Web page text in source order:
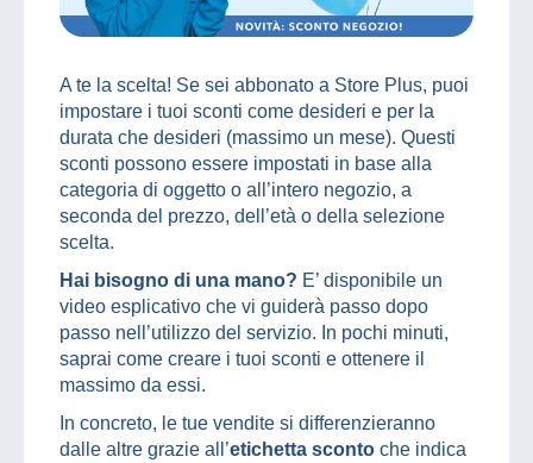
A te la scelta! Se sei abbonato a Store Plus, puoi
impostare i tuoi sconti come desideri e per la
durata che desideri (massimo un mese). Questi
sconti possono essere impostati in base alla
categoria di oggetto o all’intero negozio, a
seconda del prezzo, dell’età o della selezione
scelta.
Hai bisogno di una mano? E’ disponibile un
video esplicativo che vi guiderà passo dopo
passo nell’utilizzo del servizio. In pochi minuti,
saprai come creare i tuoi sconti e ottenere il
massimo da essi.
In concreto, le tue vendite si differenzieranno
dalle altre grazie all’etichetta sconto che indica